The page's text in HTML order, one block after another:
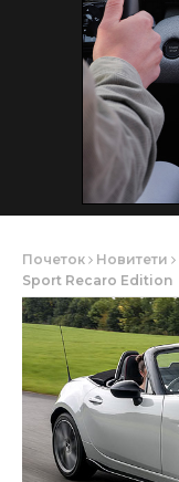
Почеток Новитети
Sport Recaro Edition